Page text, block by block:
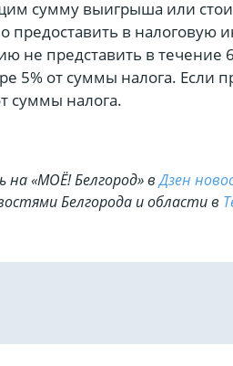
сумму выигрыша или
предоставить в налоговую
не представить в течение
5% от суммы налога. Если
суммы налога.
на «МОЁ! Белгород» вДзен
Белгорода и области в